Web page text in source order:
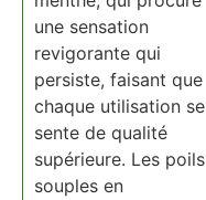
une sensation
revigorante qui
persiste, faisant que
chaque utilisation se
sente de qualité
supérieure. Les poils
souples en